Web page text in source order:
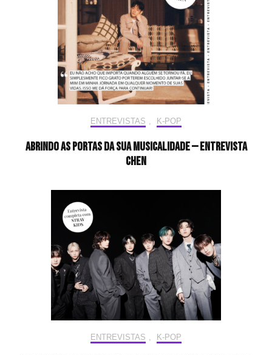
ENTREVISTAS , K-POP
Abrindo as portas da sua musicalidade — Entrevista
CHEN
ENTREVISTAS , K-POP